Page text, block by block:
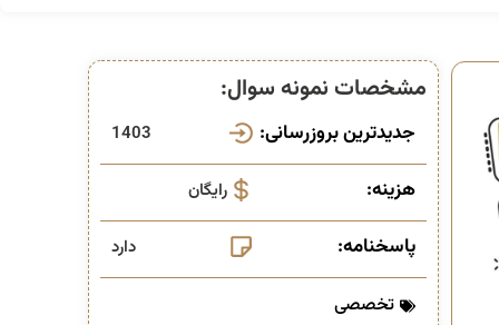
مشخصات نمونه سوال:
جدیدترین بروزرسانی: 1403
هزینه: رایگان
پاسخنامه: دارد
تخصصی